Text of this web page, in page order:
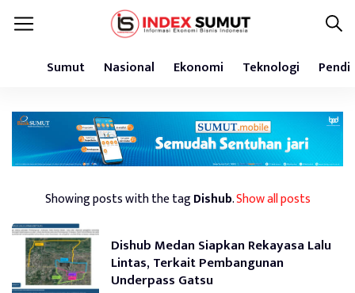
Sumut Nasional Ekonomi Teknologi
Showing posts with the tagDishub.Show all posts
Dishub Medan Siapkan Rekayasa Lalu
Lintas, Terkait Pembangunan
Underpass Gatsu